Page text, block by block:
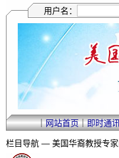
用户名：
｜网站首页｜即时通
栏目导航 — 美国华裔教授专家